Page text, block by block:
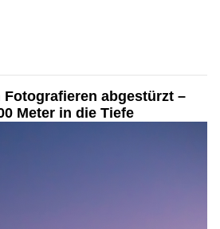
abgestürzt –
Meter in die Tiefe